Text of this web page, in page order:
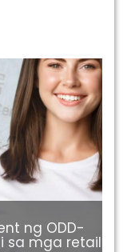
ng ODD-
sa mga retail